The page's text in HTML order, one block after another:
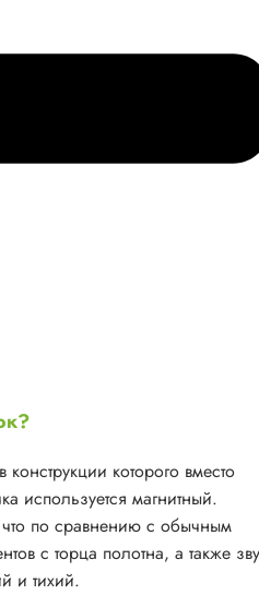
которого вместо
используется магнитный.
по сравнению с обычным
с торца полотна, а также
и тихий.